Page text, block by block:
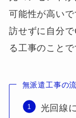
可能性が高い
訪せずに自分
る工事のことで
無派遣工事の
光回線